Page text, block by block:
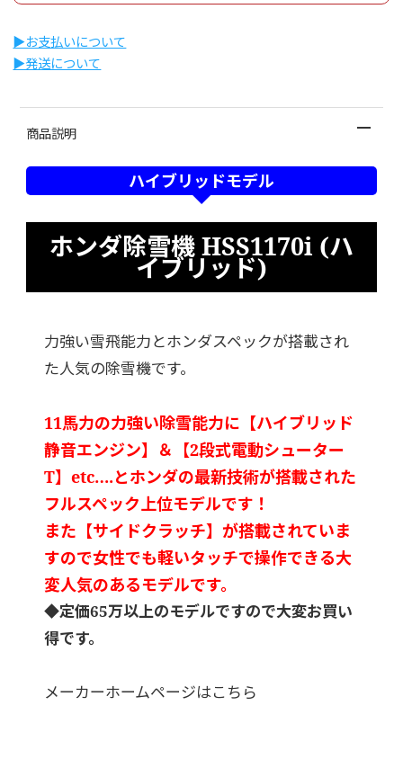
▶︎お支払いについて
▶︎発送について
商品説明
ハイブリッドモデル
ホンダ除雪機 HSS1170i (ハ
イブリッド)
力強い雪飛能力とホンダスペックが搭載され
た人気の除雪機です。
11馬力の力強い除雪能力に【ハイブリッド
静音エンジン】＆【2段式電動シューター
T】etc….とホンダの最新技術が搭載された
フルスペック上位モデルです！
また【サイドクラッチ】が搭載されていま
すので女性でも軽いタッチで操作できる大
変人気のあるモデルです。
◆定価65万以上のモデルですので大変お買い
得です。
メーカーホームページはこちら